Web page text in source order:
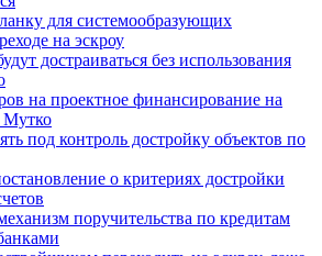
для системообразующих
на эскроу
достраиваться без использования
на проектное финансирование на
Мутко
под контроль достройку объектов по
о критериях достройки
поручительства по кредитам